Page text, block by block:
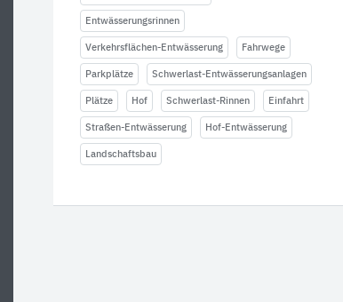
Entwässerungsrinnen
Verkehrsflächen-Entwässerung Fahrwege
Parkplätze Schwerlast-Entwässerungsanlagen
Plätze Hof Schwerlast-Rinnen Einfahrt
Straßen-Entwässerung Hof-Entwässerung
Landschaftsbau